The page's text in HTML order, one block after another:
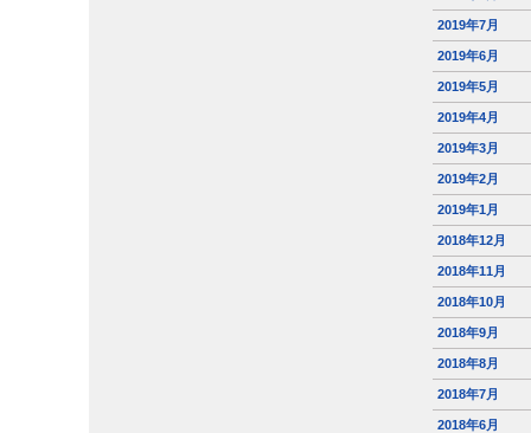
2019年7月
2019年6月
2019年5月
2019年4月
2019年3月
2019年2月
2019年1月
2018年12月
2018年11月
2018年10月
2018年9月
2018年8月
2018年7月
2018年6月